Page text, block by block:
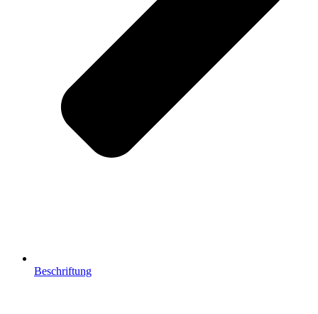
Beschriftung